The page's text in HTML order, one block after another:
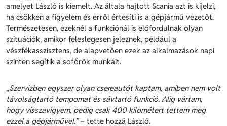
amelyet László is kiemelt. Az általa hajtott Scania azt is kijelzi,
ha csökken a figyelem és erről értesíti is a gépjármű vezetőt.
Természetesen, ezeknél a funkciónál is előfordulnak olyan
szituációk, amikor feleslegesen jeleznek, például a
vészfékasszisztens, de alapvetően ezek az alkalmazások napi
szinten segítik a sofőrök munkáit.
„Szervizben egyszer olyan csereautót kaptam, amiben nem volt
távolságtartó tempomat és sávtartó funkció. Alig vártam,
hogy visszavigyem, pedig csak 400 kilométert tettem meg
ezzel a gépjárművel.”– tette hozzá László.